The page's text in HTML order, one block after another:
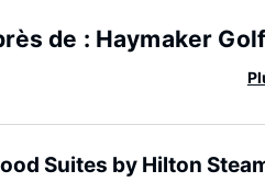
de : Haymaker
Suites by Hilton